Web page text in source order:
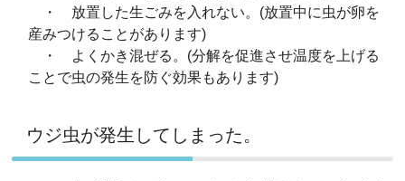
・ 放置した生ごみを入れない。(放置中に虫が卵を
産みつけることがあります)
・ よくかき混ぜる。(分解を促進させ温度を上げる
ことで虫の発生を防ぐ効果もあります)
ウジ虫が発生してしまった。